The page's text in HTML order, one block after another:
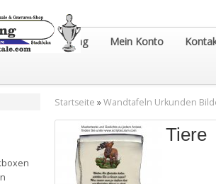
Shop Gosling Mein Konto
Startseite »Wandtafeln Urkunden
Tiere